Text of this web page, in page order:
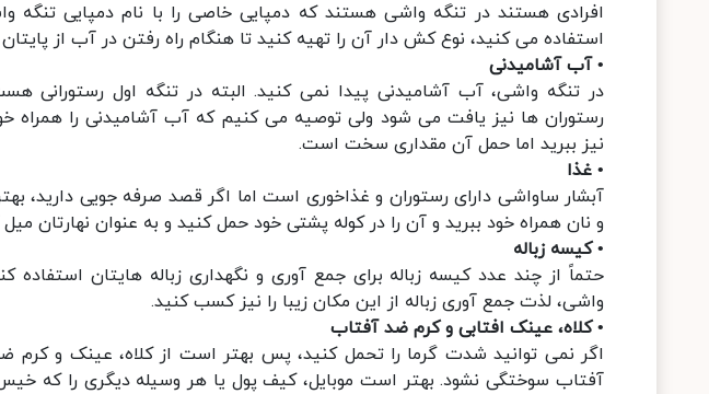
افرادی هستند در تنگه واشی هستند که دمپایی خاصی را با نام دمپایی تنگه
استفاده می کنید، نوع کش دار آن را تهیه کنید تا هنگام راه رفتن در آب از
• آب آشامیدنی
در تنگه واشی، آب آشامیدنی پیدا نمی کنید. البته در تنگه اول
رستوران ها نیز یافت می شود ولی توصیه می کنیم که آب آشامیدنی را همراه
نیز ببرید اما حمل آن مقداری سخت است.
• غذا
آبشار ساواشی دارای رستوران و غذاخوری است اما اگر قصد صرفه جویی دارید،
و نان همراه خود ببرید و آن را در کوله پشتی خود حمل کنید و به عنوان نهارتان میل
• کیسه زباله
حتماً از چند عدد کیسه زباله برای جمع آوری و نگهداری زباله هایتان استفاده
واشی، لذت جمع آوری زباله از این مکان زیبا را نیز کسب کنید.
• کلاه، عینک افتابی و کرم ضد آفتاب
اگر نمی توانید شدت گرما را تحمل کنید، پس بهتر است از کلاه، عینک و کرم
آفتاب سوختگی نشود. بهتر است موبایل، کیف پول یا هر وسیله دیگری را که